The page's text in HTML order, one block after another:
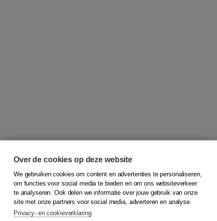
© 2026Koninklijke Boom uitgevers
Klantenservice
Service & informatie
Contact
Over de cookies op deze website
We gebruiken cookies om content en advertenties te personaliseren,
om functies voor social media te bieden en om ons websiteverkeer
te analyseren. Ook delen we informatie over jouw gebruik van onze
site met onze partners voor social media, adverteren en analyse.
Privacy- en cookieverklaring